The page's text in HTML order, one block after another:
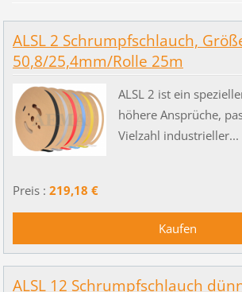
ALSL 2 Schrumpfschlauch,
50,8/25,4mm/Rolle 25m
ALSL 2 ist ein
höhere Ansprüche,
Vielzahl industrieller...
Preis : 219,18 €
ALSL 12 Schrumpfschlauch